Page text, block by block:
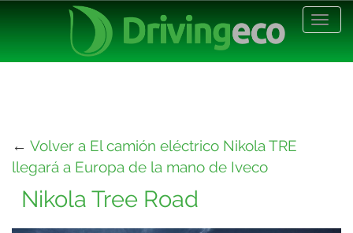
← Volver a El camión eléctrico Nikola TRE
llegará a Europa de la mano de Iveco
Nikola Tree Road